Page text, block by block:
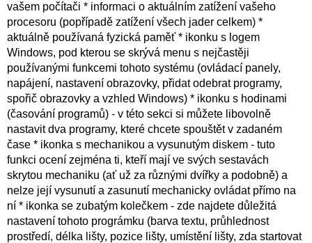
vašem počítači * informaci o aktuálním zatížení vašeho
procesoru (popřípadě zatížení všech jader celkem) *
aktuálně používaná fyzická paměť * ikonku s logem
Windows, pod kterou se skrývá menu s nejčastěji
používanými funkcemi tohoto systému (ovládací panely,
napájení, nastavení obrazovky, přidat odebrat programy,
spořič obrazovky a vzhled Windows) * ikonku s hodinami
(časování programů) - v této sekci si můžete libovolně
nastavit dva programy, které chcete spouštět v zadaném
čase * ikonka s mechanikou a vysunutým diskem - tuto
funkci ocení zejména ti, kteří mají ve svých sestavách
skrytou mechaniku (ať už za různými dvířky a podobně) a
nelze její vysunutí a zasunutí mechanicky ovládat přímo na
ní * ikonka se zubatým kolečkem - zde najdete důležitá
nastavení tohoto prográmku (barva textu, průhlednost
prostředí, délka lišty, pozice lišty, umístění lišty, zda startovat